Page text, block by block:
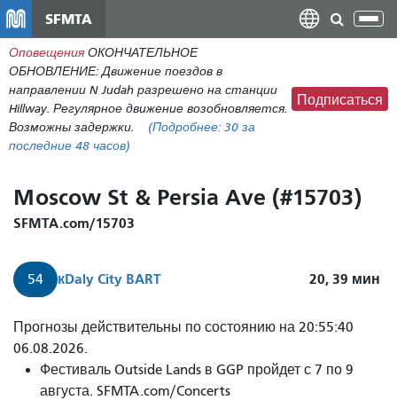
содержанию
SFMTA
Оповещения ОКОНЧАТЕЛЬНОЕ
ОБНОВЛЕНИЕ: Движение поездов в
направлении N Judah разрешено на станции
Hillway. Регулярное движение возобновляется.
Возможны задержки.
(Подробнее: 30 за
последние 48 часов)
Подписаться
Moscow St & Persia Ave (#15703)
SFMTA.com/15703
54 кDaly City BART 20, 39 мин
Прогнозы действительны по состоянию на 20:55:40
06.08.2026.
Фестиваль Outside Lands в GGP пройдет с 7 по 9
августа. SFMTA.com/Concerts